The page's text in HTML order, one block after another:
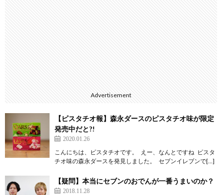
Advertisement
【ピスタチオ報】森永ダースのピスタチオ味が限定
発売中だと?!
2020.01.26
こんにちは、ピスタチオです。 えー、なんとですね ピスタ
チオ味の森永ダースを発見しました。 セブンイレブンで[…]
【疑問】本当にセブンのおでんが一番うまいのか？
2018.11.28